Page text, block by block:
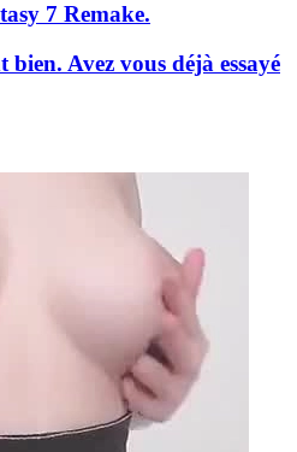
7 Remake.
Avez vous déjà essayé